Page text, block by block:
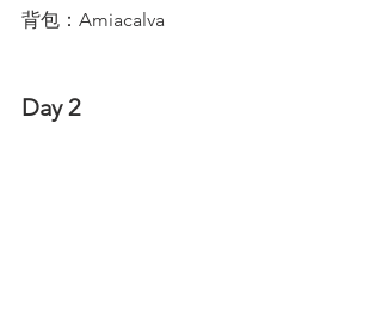
背包：Amiacalva
Day 2